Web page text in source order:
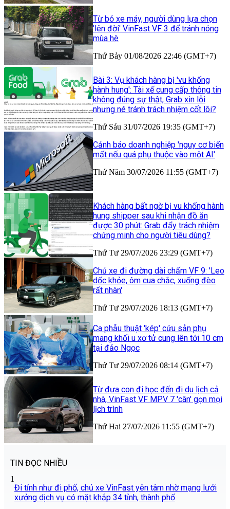
Từ bỏ xe máy, người dùng lựa chọn
'lên đời' VinFast VF 3 để tránh nóng
mùa hè
Thứ Bảy 01/08/2026 22:46 (GMT+7)
Bài 3: Vụ khách hàng bị 'vu khống
hành hung': Tài xế cung cấp thông tin
không đúng sự thật, Grab xin lỗi
nhưng né tránh trách nhiệm cốt lõi?
Thứ Sáu 31/07/2026 19:35 (GMT+7)
Cảnh báo doanh nghiệp 'nguy cơ biến
mất nếu quá phụ thuộc vào một AI'
Thứ Năm 30/07/2026 11:55 (GMT+7)
Khách hàng bất ngờ bị vu khống hành
hung shipper sau khi nhận đồ ăn
được 30 phút: Grab đẩy trách nhiệm
chứng minh cho người tiêu dùng?
Thứ Tư 29/07/2026 23:29 (GMT+7)
Chủ xe đi đường dài chấm VF 9: 'Leo
dốc khỏe, ôm cua chắc, xuống đèo
rất nhàn'
Thứ Tư 29/07/2026 18:13 (GMT+7)
Ca phẫu thuật 'kép' cứu sản phụ
mang khối u xơ tử cung lên tới 10 cm
tại đảo Ngọc
Thứ Tư 29/07/2026 08:14 (GMT+7)
Từ đưa con đi học đến đi du lịch cả
nhà, VinFast VF MPV 7 'cân' gọn mọi
lịch trình
Thứ Hai 27/07/2026 11:55 (GMT+7)
TIN ĐỌC NHIỀU
1
Đi tỉnh như đi phố, chủ xe VinFast yên tâm nhờ mạng lưới
xưởng dịch vụ có mặt khắp 34 tỉnh, thành phố